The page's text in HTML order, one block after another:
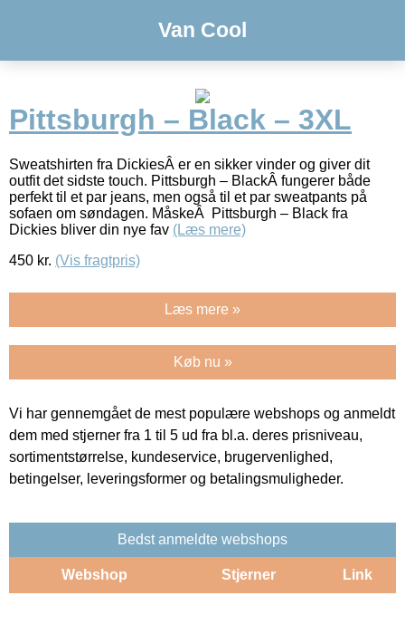
Van Cool
Pittsburgh – Black – 3XL
Sweatshirten fra DickiesÂ er en sikker vinder og giver dit
outfit det sidste touch. Pittsburgh – BlackÂ fungerer både
perfekt til et par jeans, men også til et par sweatpants på
sofaen om søndagen. MåskeÂ Pittsburgh – Black fra
Dickies bliver din nye fav (Læs mere)
450 kr. (Vis fragtpris)
Læs mere »
Køb nu »
Vi har gennemgået de mest populære webshops og anmeldt
dem med stjerner fra 1 til 5 ud fra bl.a. deres prisniveau,
sortimentstørrelse, kundeservice, brugervenlighed,
betingelser, leveringsformer og betalingsmuligheder.
Bedst anmeldte webshops
Webshop Stjerner Link